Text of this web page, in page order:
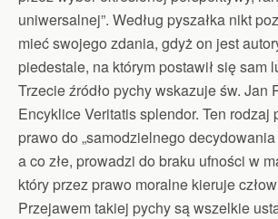
uniwersalnej”. Według pyszałka nikt
mieć swojego zdania, gdyż on jest
piedestale, na którym postawił się sam
Trzecie źródło pychy wskazuje św. Jan
Encyklice Veritatis splendor. Ten rodzaj
prawo do „samodzielnego
a co złe, prowadzi do braku ufności w
który przez prawo moralne kieruje
Przejawem takiej pychy są wszelkie